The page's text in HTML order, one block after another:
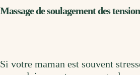
Massage de soulagement des
Si votre maman est souvent